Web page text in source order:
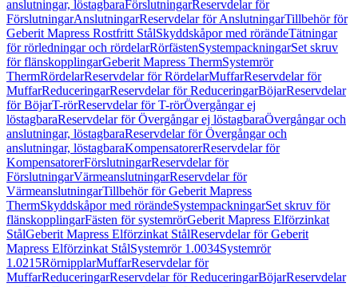
anslutningar, löstagbaraFörslutningarReservdelar för
FörslutningarAnslutningarReservdelar för AnslutningarTillbehör för
Geberit Mapress Rostfritt StålSkyddskåpor med rörändeTätningar
för rörledningar och rördelarRörfästenSystempackningarSet skruv
för flänskopplingarGeberit Mapress ThermSystemrör
ThermRördelarReservdelar för RördelarMuffarReservdelar för
MuffarReduceringarReservdelar för ReduceringarBöjarReservdelar
för BöjarT-rörReservdelar för T-rörÖvergångar ej
löstagbaraReservdelar för Övergångar ej löstagbaraÖvergångar och
anslutningar, löstagbaraReservdelar för Övergångar och
anslutningar, löstagbaraKompensatorerReservdelar för
KompensatorerFörslutningarReservdelar för
FörslutningarVärmeanslutningarReservdelar för
VärmeanslutningarTillbehör för Geberit Mapress
ThermSkyddskåpor med rörändeSystempackningarSet skruv för
flänskopplingarFästen för systemrörGeberit Mapress Elförzinkat
StålGeberit Mapress Elförzinkat StålReservdelar för Geberit
Mapress Elförzinkat StålSystemrör 1.0034Systemrör
1.0215RörnipplarMuffarReservdelar för
MuffarReduceringarReservdelar för ReduceringarBöjarReservdelar